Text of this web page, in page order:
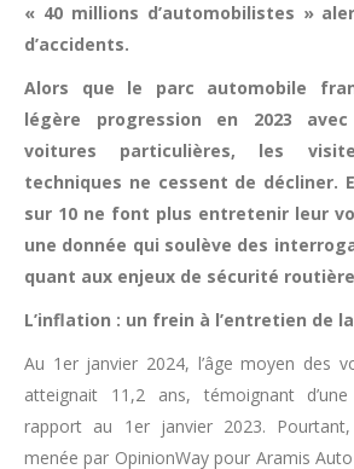
« 40 millions d’automobilistes »
d’accidents.
Alors que le parc automobile
légère progression en 2023
voitures particulières, les
techniques ne cessent de décliner.
sur 10 ne font plus entretenir leur
une donnée qui soulève des
quant aux enjeux de sécurité
L’inflation : un frein à l’entretien de
Au 1er janvier 2024, l’âge moyen des
atteignait 11,2 ans, témoignant
rapport au 1er janvier 2023.
menée par OpinionWay pour Aramis